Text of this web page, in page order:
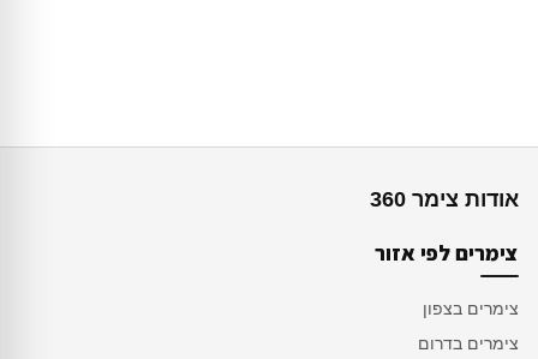
אודות צימר 360
צימרים לפי אזור
צימרים בצפון
צימרים בדרום